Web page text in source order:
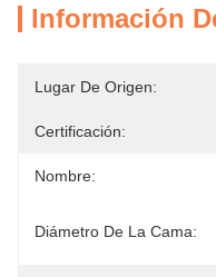
Información
Lugar De Origen:
Certificación:
Nombre:
Diámetro De La Cama: